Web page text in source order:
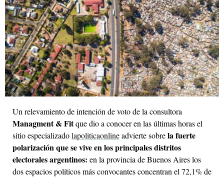
Un relevamiento de intención de voto de la consultora
Managment & Fitque dio a conocer en las últimas horas el
sitio especializadolapoliticaonlineadvierte sobrela fuerte
polarización que se vive en los principales distritos
electorales argentinos: en la provincia de Buenos Aires los
dos espacios políticos más convocantes concentran el 72,1% de